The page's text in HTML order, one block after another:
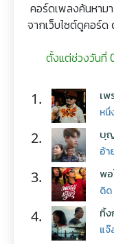
คอร์ดเพลงค้นหาม
จากเว็บไซต์ดูคอร์
ตั้งแต่ช่วงวันที่
1. เพ
หนึ่
2. บุ
อ้า
3. พอ
ดิ
4. ทิ้ง
แ